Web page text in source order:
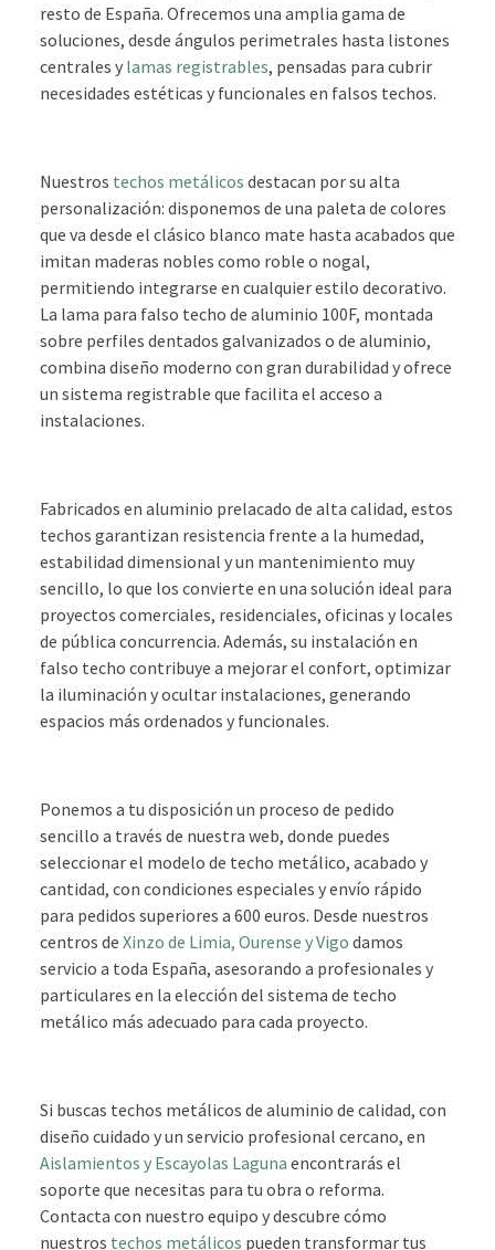
resto de España. Ofrecemos una amplia gama de
soluciones, desde ángulos perimetrales hasta listones
centrales y lamas registrables, pensadas para cubrir
necesidades estéticas y funcionales en falsos techos.
Nuestros techos metálicos destacan por su alta
personalización: disponemos de una paleta de colores
que va desde el clásico blanco mate hasta acabados que
imitan maderas nobles como roble o nogal,
permitiendo integrarse en cualquier estilo decorativo.
La lama para falso techo de aluminio 100F, montada
sobre perfiles dentados galvanizados o de aluminio,
combina diseño moderno con gran durabilidad y ofrece
un sistema registrable que facilita el acceso a
instalaciones.
Fabricados en aluminio prelacado de alta calidad, estos
techos garantizan resistencia frente a la humedad,
estabilidad dimensional y un mantenimiento muy
sencillo, lo que los convierte en una solución ideal para
proyectos comerciales, residenciales, oficinas y locales
de pública concurrencia. Además, su instalación en
falso techo contribuye a mejorar el confort, optimizar
la iluminación y ocultar instalaciones, generando
espacios más ordenados y funcionales.
Ponemos a tu disposición un proceso de pedido
sencillo a través de nuestra web, donde puedes
seleccionar el modelo de techo metálico, acabado y
cantidad, con condiciones especiales y envío rápido
para pedidos superiores a 600 euros. Desde nuestros
centros de Xinzo de Limia, Ourense y Vigo damos
servicio a toda España, asesorando a profesionales y
particulares en la elección del sistema de techo
metálico más adecuado para cada proyecto.
Si buscas techos metálicos de aluminio de calidad, con
diseño cuidado y un servicio profesional cercano, en
Aislamientos y Escayolas Laguna encontrarás el
soporte que necesitas para tu obra o reforma.
Contacta con nuestro equipo y descubre cómo
nuestros techos metálicos pueden transformar tus